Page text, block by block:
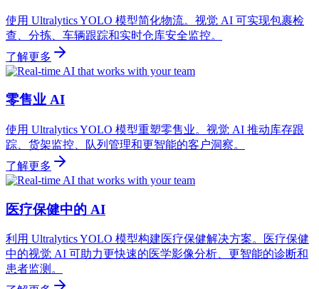
使用 Ultralytics YOLO 模型简化物流。视觉 AI 可实现包裹检
查、分拣、车辆跟踪和实时仓库安全监控。
了解更多
零售业 AI
使用 Ultralytics YOLO 模型重塑零售业。视觉 AI 推动库存跟
踪、货架监控、队列管理和更智能的客户洞察。
了解更多
医疗保健中的 AI
利用 Ultralytics YOLO 模型构建医疗保健解决方案。医疗保健
中的视觉 AI 可助力更快速的医学影像分析、更智能的诊断和
患者监测。